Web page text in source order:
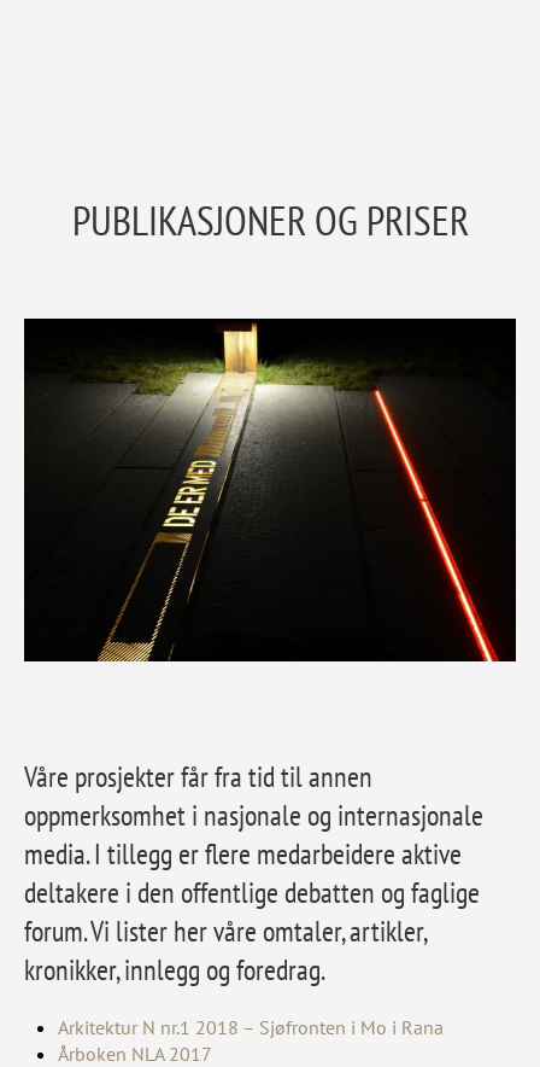
PUBLIKASJONER OG PRISER
Våre prosjekter får fra tid til annen
oppmerksomhet i nasjonale og internasjonale
media. I tillegg er flere medarbeidere aktive
deltakere i den offentlige debatten og faglige
forum. Vi lister her våre omtaler, artikler,
kronikker, innlegg og foredrag.
Arkitektur N nr.1 2018 – Sjøfronten i Mo i Rana
Årboken NLA 2017